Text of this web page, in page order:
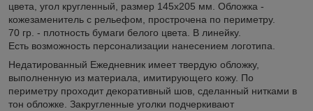
цвета, угол кругленный, размер 145х205 мм. Обложка -
кожезаменитель с рельефом, прострочена по периметру.
70 гр. - плотность бумаги белого цвета. В линейку.
Есть возможность персонализации нанесением логотипа.
Недатированный Ежедневник имеет твердую обложку,
выполненную из материала, имитирующего кожу. По
периметру проходит декоративный шов, сделанный нитками в
тон обложке. Закругленные уголки подчеркивают